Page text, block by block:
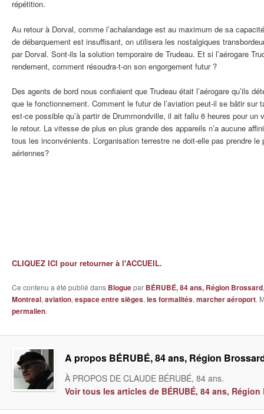
répétition.
Au retour à Dorval, comme l’achalandage est au maximum de sa
de débarquement est insuffisant, on utilisera les nostalgiques
par Dorval. Sont-ils la solution temporaire de Trudeau. Et si l’aérogare
rendement, comment résoudra-t-on son engorgement futur ?
Des agents de bord nous confiaient que Trudeau était l’aérogare qu’ils
que le fonctionnement. Comment le futur de l’aviation peut-il se bâtir sur
est-ce possible qu’à partir de Drummondville, il ait fallu 6 heures pour un
le retour. La vitesse de plus en plus grande des appareils n’a aucune
tous les inconvénients. L’organisation terrestre ne doit-elle pas prendre
aériennes?
CLIQUEZ ICI pour retourner à l'ACCUEIL.
Ce contenu a été publié dans Bloguepar BÉRUBÉ, 84 ans, Région Brossard
Montreal, aviation, espace entre sièges, les formalités, marcher aéroport.
permalien.
A propos BÉRUBÉ, 84 ans, Région
À PROPOS DE CLAUDE BÉRUBÉ, 84 ans.
Voir tous les articles de BÉRUBÉ, 84 ans,